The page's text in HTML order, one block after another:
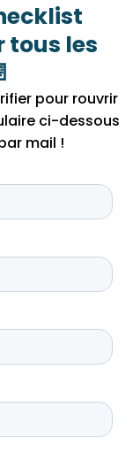
les
pour rouvrir
ci-dessous
mail !